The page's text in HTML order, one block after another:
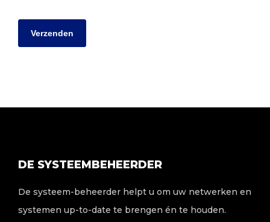
DE SYSTEEMBEHEERDER
De systeem-beheerder helpt u om uw netwerken en
systemen up-to-date te brengen én te houden.